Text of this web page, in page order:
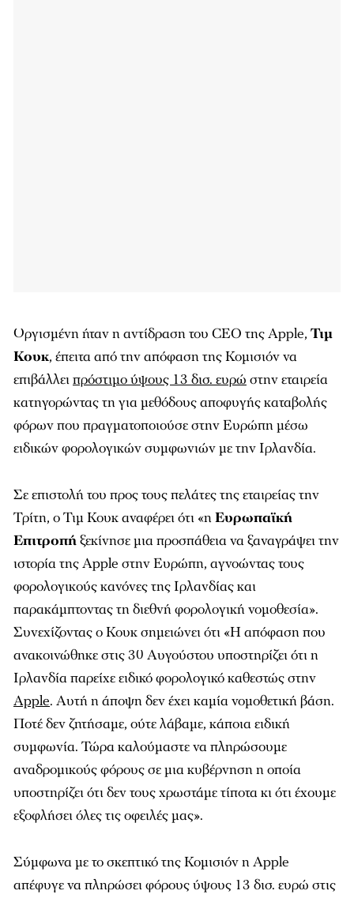
Οργισμένη ήταν η αντίδραση του CEO της Apple, Τιμ
Κουκ, έπειτα από την απόφαση της Κομισιόν να
επιβάλλειπρόστιμο ύψους 13 δισ. ευρώ στην εταιρεία
κατηγορώντας τη για μεθόδους αποφυγής καταβολής
φόρων που πραγματοποιούσε στην Ευρώπη μέσω
ειδικών φορολογικών συμφωνιών με την Ιρλανδία.
Σε επιστολή του προς τους πελάτες της εταιρείας την
Τρίτη, ο Τιμ Κουκ αναφέρει ότι «ηΕυρωπαϊκή
Επιτροπήξεκίνησε μια προσπάθεια να ξαναγράψει την
ιστορία της Apple στην Ευρώπη, αγνοώντας τους
φορολογικούς κανόνες της Ιρλανδίας και
παρακάμπτοντας τη διεθνή φορολογική νομοθεσία».
Συνεχίζοντας ο Κουκ σημειώνει ότι «Η απόφαση που
ανακοινώθηκε στις 30 Αυγούστου υποστηρίζει ότι η
Ιρλανδία παρείχε ειδικό φορολογικό καθεστώς στην
Apple. Αυτή η άποψη δεν έχει καμία νομοθετική βάση.
Ποτέ δεν ζητήσαμε, ούτε λάβαμε, κάποια ειδική
συμφωνία. Τώρα καλούμαστε να πληρώσουμε
αναδρομικούς φόρους σε μια κυβέρνηση η οποία
υποστηρίζει ότι δεν τους χρωστάμε τίποτα κι ότι έχουμε
εξοφλήσει όλες τις οφειλές μας».
Σύμφωνα με το σκεπτικό της Κομισιόν η Apple
απέφυγε να πληρώσει φόρους ύψους 13 δισ. ευρώ στις